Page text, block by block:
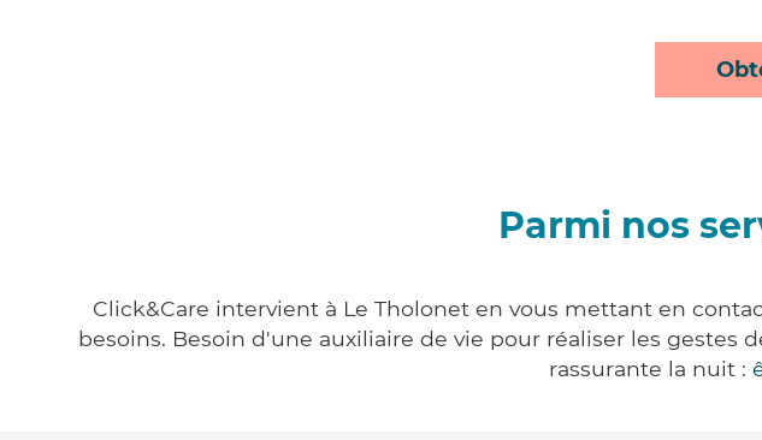
Parmi nos
Click&Care intervient à Le Tholonet en vous mettant en
besoins. Besoin d'une auxiliaire de vie pour réaliser les
rassurante la nuit :